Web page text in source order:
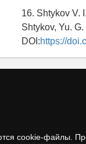
cookie-файлы.
16. Shtykov V.
Shtykov, Yu.
DOI:https://